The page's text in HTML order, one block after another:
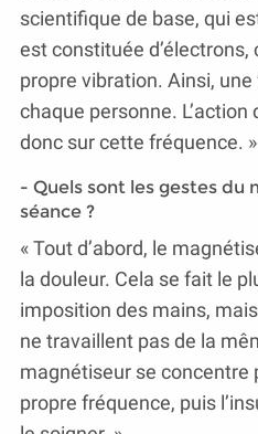
scientifique de base, qui
est constituée
propre vibration. Ainsi,
chaque personne.
donc sur cette fréquence. »
- Quels sont les gestes du
séance ?
« Tout d’abord, le
la douleur. Cela se fait le
imposition des mains,
ne travaillent pas de la
magnétiseur se concentre
propre fréquence, puis